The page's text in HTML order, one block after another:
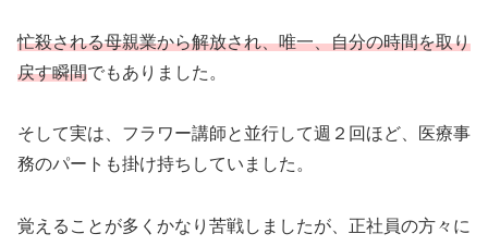
忙殺される母親業から解放され、唯一、自分の時間を取り
戻す瞬間でもありました。
そして実は、フラワー講師と並行して週２回ほど、医療事
務のパートも掛け持ちしていました。
覚えることが多くかなり苦戦しましたが、正社員の方々に